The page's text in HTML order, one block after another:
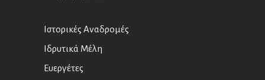
Ιστορικές Αναδρομές
Ιδρυτικά Μέλη
Ευεργέτες